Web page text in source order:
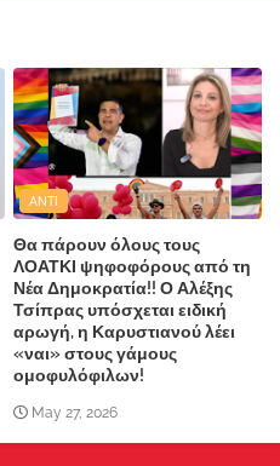
ANTI
Θα πάρουν όλους τους
ΛΟΑΤΚΙ ψηφοφόρους από τη
Νέα Δημοκρατία!! Ο Αλέξης
Τσίπρας υπόσχεται ειδική
αρωγή, η Καρυστιανού λέει
«ναι» στους γάμους
ομοφυλόφιλων!
May 27, 2026